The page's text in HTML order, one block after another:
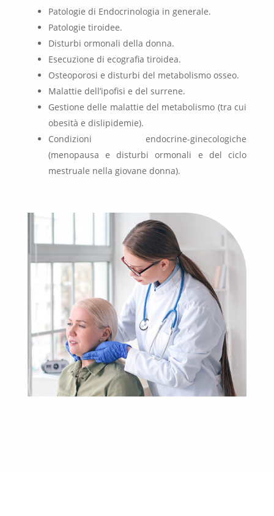
Patologie di Endocrinologia in generale.
Patologie tiroidee.
Disturbi ormonali della donna.
Esecuzione di ecografia tiroidea.
Osteoporosi e disturbi del metabolismo osseo.
Malattie dell’ipofisi e del surrene.
Gestione delle malattie del metabolismo (tra cui
obesità e dislipidemie).
Condizioni endocrine-ginecologiche
(menopausa e disturbi ormonali e del ciclo
mestruale nella giovane donna).